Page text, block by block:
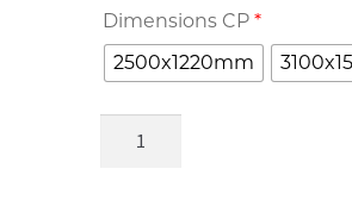
Dimensions CP*
2500x1220mm